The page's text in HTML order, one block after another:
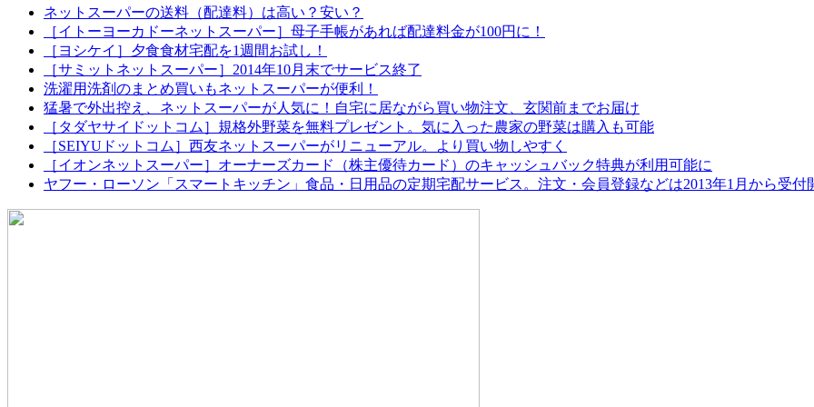
ネットスーパーの送料（配達料）は高い？安い？
［イトーヨーカドーネットスーパー］母子手帳があれば配達料金が100円に！
［ヨシケイ］夕食食材宅配を1週間お試し！
［サミットネットスーパー］2014年10月末でサービス終了
洗濯用洗剤のまとめ買いもネットスーパーが便利！
猛暑で外出控え、ネットスーパーが人気に！自宅に居ながら買い物注文、玄関前までお届け
［タダヤサイドットコム］規格外野菜を無料プレゼント。気に入った農家の野菜は購入も可能
［SEIYUドットコム］西友ネットスーパーがリニューアル。より買い物しやすく
［イオンネットスーパー］オーナーズカード（株主優待カード）のキャッシュバック特典が利用可能に
ヤフー・ローソン「スマートキッチン」食品・日用品の定期宅配サービス。注文・会員登録などは2013年1月から受付